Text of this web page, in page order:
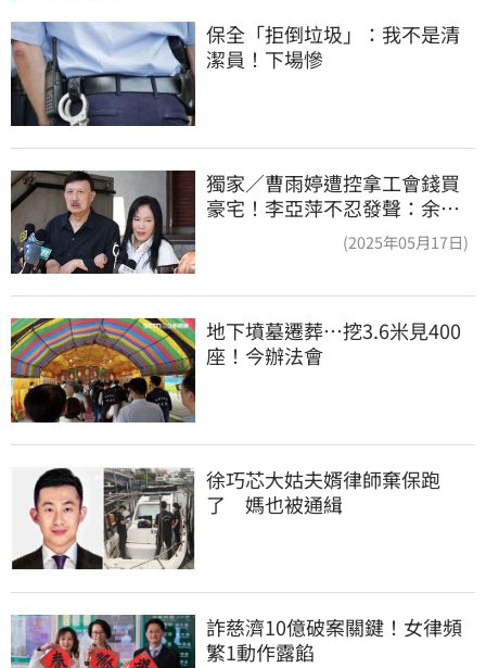
保全「拒倒垃圾」：我不是清
潔員！下場慘
獨家／曹雨婷遭控拿工會錢買
豪宅！李亞萍不忍發聲：余天
(2025年05月17日)
地下墳墓遷葬…挖3.6米見400
座！今辦法會
徐巧芯大姑夫婿律師棄保跑
了　媽也被通緝
詐慈濟10億破案關鍵！女律頻
繁1動作露餡